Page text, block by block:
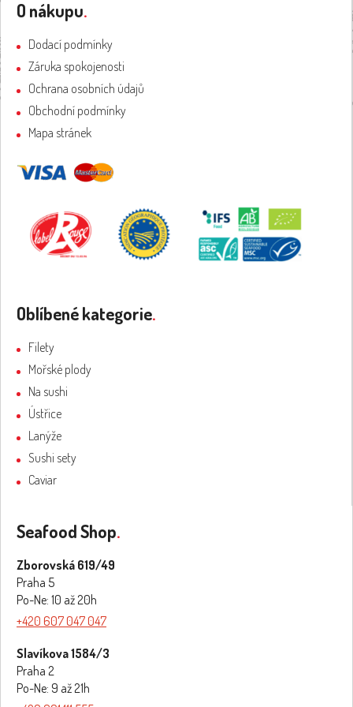
a
t
í
O nákupu.
Dodací podmínky
Záruka spokojenosti
Ochrana osobních údajů
Obchodní podmínky
Mapa stránek
Oblíbené kategorie.
Filety
Mořské plody
Na sushi
Ústřice
Lanýže
Sushi sety
Caviar
Seafood Shop.
Zborovská 619/49
Praha 5
Po-Ne: 10 až 20h
+420 607 047 047
Slavíkova 1584/3
Praha 2
Po-Ne: 9 až 21h